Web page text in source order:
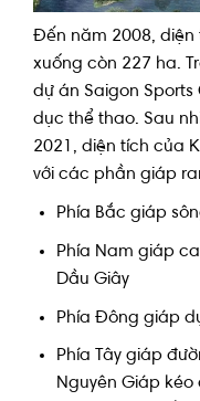
Đến năm 2008,
xuống còn 227 ha.
dự án Saigon
dục thể thao. Sau
2021, diện tích của
với các phần giáp
Phía Bắc giáp
Phía Nam giáp
Dầu Giây
Phía Đông giáp
Phía Tây giáp
Nguyên Giáp